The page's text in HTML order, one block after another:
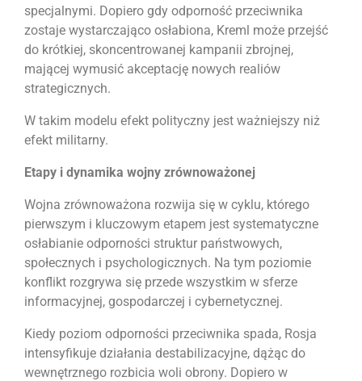
specjalnymi. Dopiero gdy odporność przeciwnika
zostaje wystarczająco osłabiona, Kreml może przejść
do krótkiej, skoncentrowanej kampanii zbrojnej,
mającej wymusić akceptację nowych realiów
strategicznych.
W takim modelu efekt polityczny jest ważniejszy niż
efekt militarny.
Etapy i dynamika wojny zrównoważonej
Wojna zrównoważona rozwija się w cyklu, którego
pierwszym i kluczowym etapem jest systematyczne
osłabianie odporności struktur państwowych,
społecznych i psychologicznych. Na tym poziomie
konflikt rozgrywa się przede wszystkim w sferze
informacyjnej, gospodarczej i cybernetycznej.
Kiedy poziom odporności przeciwnika spada, Rosja
intensyfikuje działania destabilizacyjne, dążąc do
wewnętrznego rozbicia woli obrony. Dopiero w